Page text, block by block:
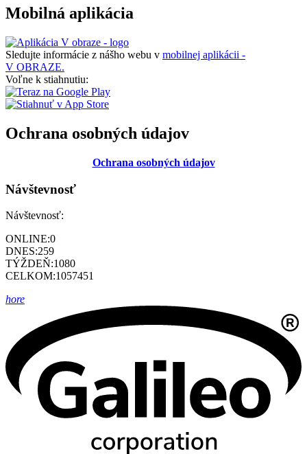
Mobilná aplikácia
Sledujte informácie z nášho webu v mobilnej aplikácii -
V OBRAZE.
Voľne k stiahnutiu:
Ochrana osobných údajov
Ochrana osobných údajov
Návštevnosť
Návštevnosť:
ONLINE:0
DNES:259
TÝŽDEŇ:1080
CELKOM:1057451
hore